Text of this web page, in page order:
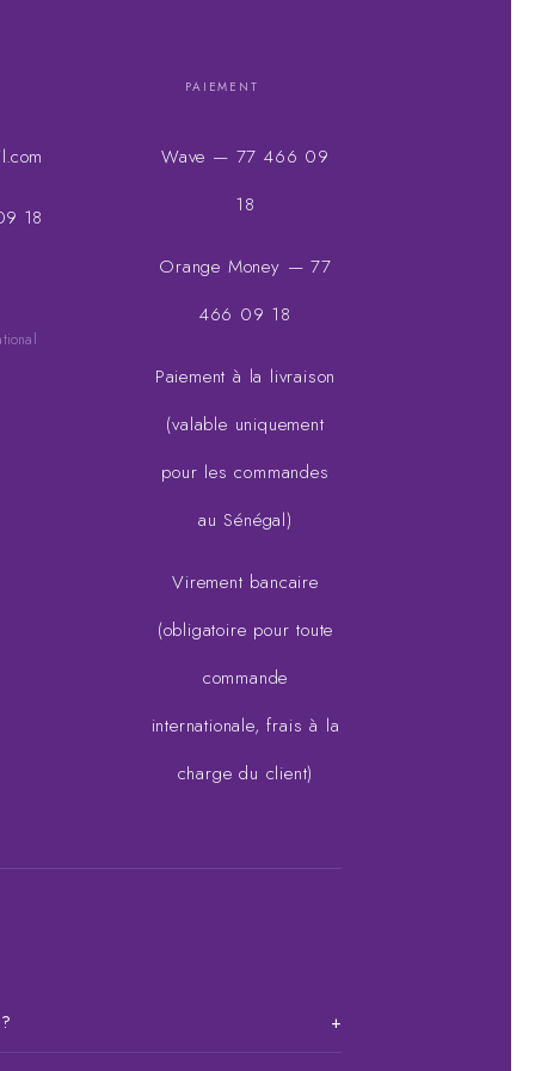
18
PAIEMENT
Wave — 77 466 09
18
Orange Money — 77
466 09 18
Paiement à la livraison
(valable uniquement
pour les commandes
au Sénégal)
Virement bancaire
(obligatoire pour toute
commande
internationale, frais à la
charge du client)
+